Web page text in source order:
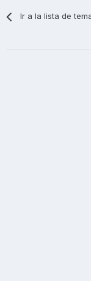
Ir a la lista de